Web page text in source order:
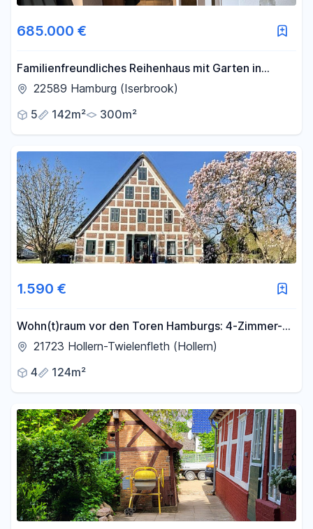
685.000 €
Familienfreundliches Reihenhaus mit Garten in
begehrter Wohnlage von Hamburg-Iserbrook
22589 Hamburg (Iserbrook)
5
142m² 300m²
1.590 €
Wohn(t)raum vor den Toren Hamburgs: 4-Zimmer-
Wohnung mit eigener Terrasse
21723 Hollern-Twielenfleth (Hollern)
4
124m²